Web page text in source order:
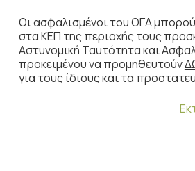
Οι ασφαλισμένοι του ΟΓΑ
στα ΚΕΠ της περιοχής τους
Αστυνομική Ταυτότητα και
προκειμένου να προμηθευτούν
για τους ίδιους και τα